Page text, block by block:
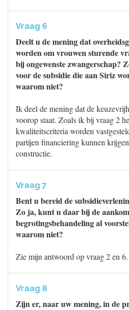
Vraag 6
Deelt u de mening dat
worden om vrouwen sturende
bij ongewenste zwangerschap?
voor de subsidie die aan Siriz
waarom niet?
Ik deel de mening dat de
voorop staat. Zoals ik bij vraag 2
kwaliteitscriteria worden
partijen financiering kunnen
constructie.
Vraag 7
Bent u bereid de
Zo ja, kunt u daar bij de
begrotingsbehandeling al
waarom niet?
Zie mijn antwoord op vraag 2 en 6.
Vraag 8
Zijn er, naar uw mening, in de